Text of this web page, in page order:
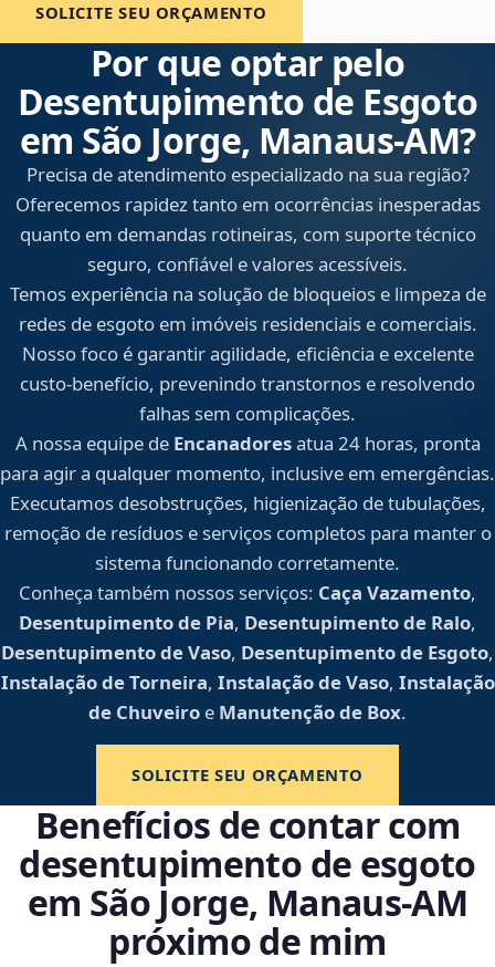
SOLICITE SEU ORÇAMENTO
Por que optar pelo
Desentupimento de Esgoto
em São Jorge, Manaus‑AM?
Precisa de atendimento especializado na sua região?
Oferecemos rapidez tanto em ocorrências inesperadas
quanto em demandas rotineiras, com suporte técnico
seguro, confiável e valores acessíveis.
Temos experiência na solução de bloqueios e limpeza de
redes de esgoto em imóveis residenciais e comerciais.
Nosso foco é garantir agilidade, eficiência e excelente
custo-benefício, prevenindo transtornos e resolvendo
falhas sem complicações.
A nossa equipe de Encanadoresatua 24 horas, pronta
para agir a qualquer momento, inclusive em emergências.
Executamos desobstruções, higienização de tubulações,
remoção de resíduos e serviços completos para manter o
sistema funcionando corretamente.
Conheça também nossos serviços: Caça Vazamento,
Desentupimento de Pia, Desentupimento de Ralo,
Desentupimento de Vaso, Desentupimento de Esgoto,
Instalação de Torneira, Instalação de Vaso, Instalação
de Chuveiro e Manutenção de Box.
SOLICITE SEU ORÇAMENTO
Benefícios de contar com
desentupimento de esgoto
em São Jorge, Manaus‑AM
próximo de mim